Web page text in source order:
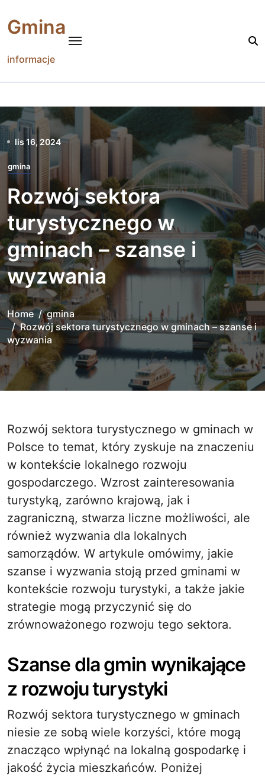
content
Gmina
informacje
lis 16, 2024
gmina
Rozwój sektora
turystycznego w
gminach – szanse i
wyzwania
Home
gmina
Rozwój sektora turystycznego w gminach – szanse i
wyzwania
Rozwój sektora turystycznego w gminach w
Polsce to temat, który zyskuje na znaczeniu
w kontekście lokalnego rozwoju
gospodarczego. Wzrost zainteresowania
turystyką, zarówno krajową, jak i
zagraniczną, stwarza liczne możliwości, ale
również wyzwania dla lokalnych
samorządów. W artykule omówimy, jakie
szanse i wyzwania stoją przed gminami w
kontekście rozwoju turystyki, a także jakie
strategie mogą przyczynić się do
zrównoważonego rozwoju tego sektora.
Szanse dla gmin wynikające
z rozwoju turystyki
Rozwój sektora turystycznego w gminach
niesie ze sobą wiele korzyści, które mogą
znacząco wpłynąć na lokalną gospodarkę i
jakość życia mieszkańców. Poniżej